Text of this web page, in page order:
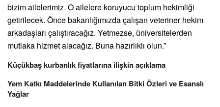
bizim ailelerimiz. O ailelere koruyucu toplum hekimliği
getirilecek. Önce bakanlığımızda çalışan veteriner hekim
arkadaşları çalıştıracağız. Yetmezse, üniversitelerden
mutlaka hizmet alacağız. Buna hazırlıklı olun.”
Küçükbaş kurbanlık fiyatlarına ilişkin açıklama
Yem Katkı Maddelerinde Kullanılan Bitki Özleri ve Esanslı
Yağlar